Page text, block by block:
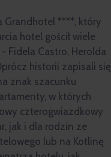
Grandhotel ****, który
hotel gościł wiele
Fidela Castro, Herolda
historii zapisali się
znak szacunku
w których
czterogwiazdkowy
jak i dla rodzin ze
lub na Kotlinę